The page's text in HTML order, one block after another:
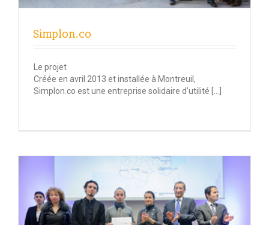
Simplon.co
Le projet
Créée en avril 2013 et installée à Montreuil,
Simplon.co est une entreprise solidaire d’utilité […]